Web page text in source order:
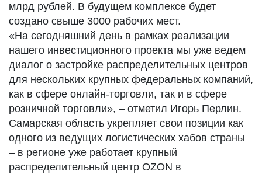
млрд рублей. В будущем комплексе будет
создано свыше 3000 рабочих мест.
«На сегодняшний день в рамках реализации
нашего инвестиционного проекта мы уже ведем
диалог о застройке распределительных центров
для нескольких крупных федеральных компаний,
как в сфере онлайн-торговли, так и в сфере
розничной торговли», – отметил Игорь Перлин.
Самарская область укрепляет свои позиции как
одного из ведущих логистических хабов страны
– в регионе уже работает крупный
распределительный центр OZON в